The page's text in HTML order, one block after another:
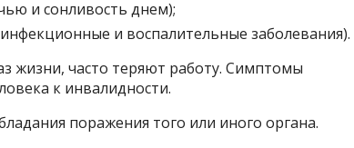
и сонливость днем);
и воспалительные заболевания).
жизни, часто теряют работу. Симптомы
к инвалидности.
поражения того или иного органа.